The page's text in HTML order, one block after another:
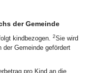
der Gemeinde
kindbezogen. 2Sie wird
Gemeinde gefördert
pro Kind an die